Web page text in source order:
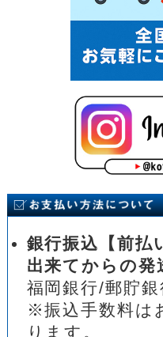
銀行振込【前払
出来てからの発
福岡銀行/郵貯銀
※振込手数料は
ります。